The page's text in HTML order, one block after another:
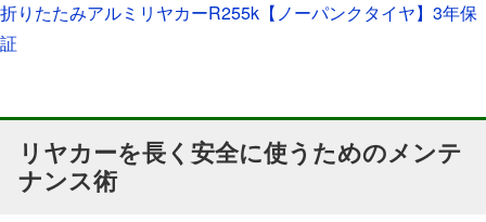
折りたたみアルミリヤカーR255k【ノーパンクタイヤ】3年保
証
リヤカーを長く安全に使うためのメンテ
ナンス術